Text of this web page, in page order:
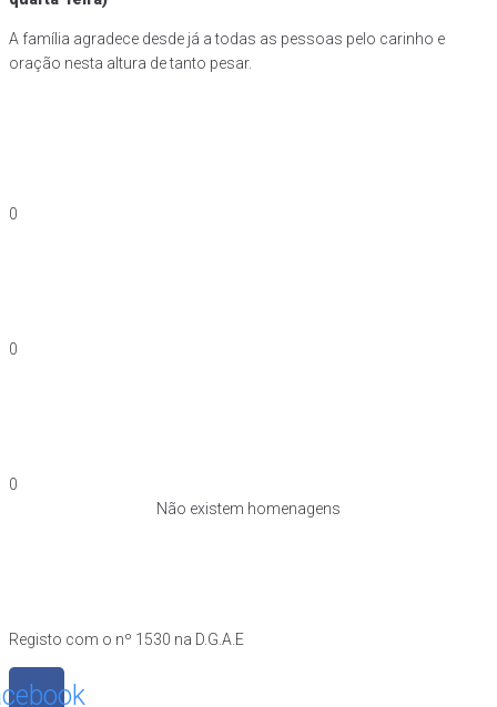
A família agradece desde já a todas as pessoas pelo carinho e
oração nesta altura de tanto pesar.
0
0
0
Não existem homenagens
Registo com o nº 1530 na D.G.A.E